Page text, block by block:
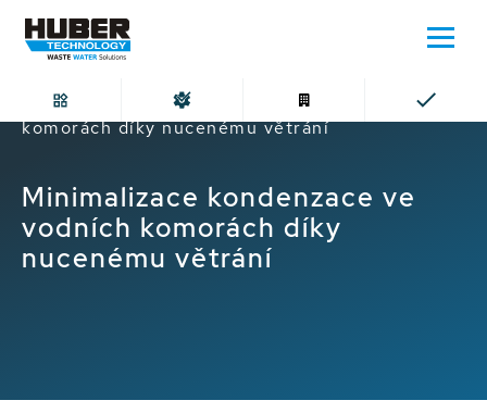
Domů
Minimalizace kondenzace ve vodních
komorách díky nucenému větrání
Minimalizace kondenzace ve
vodních komorách díky
nucenému větrání